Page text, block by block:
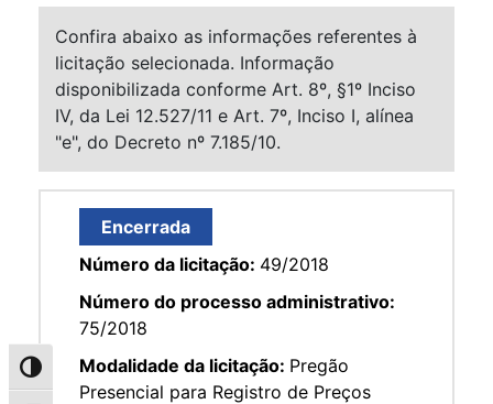
Alternar alto contraste
Confira abaixo as informações referentes à
licitação selecionada. Informação
disponibilizada conforme Art. 8º, §1º Inciso
IV, da Lei 12.527/11 e Art. 7º, Inciso I, alínea
"e", do Decreto nº 7.185/10.
Encerrada
Número da licitação: 49/2018
Número do processo administrativo:
75/2018
Modalidade da licitação: Pregão
Presencial para Registro de Preços